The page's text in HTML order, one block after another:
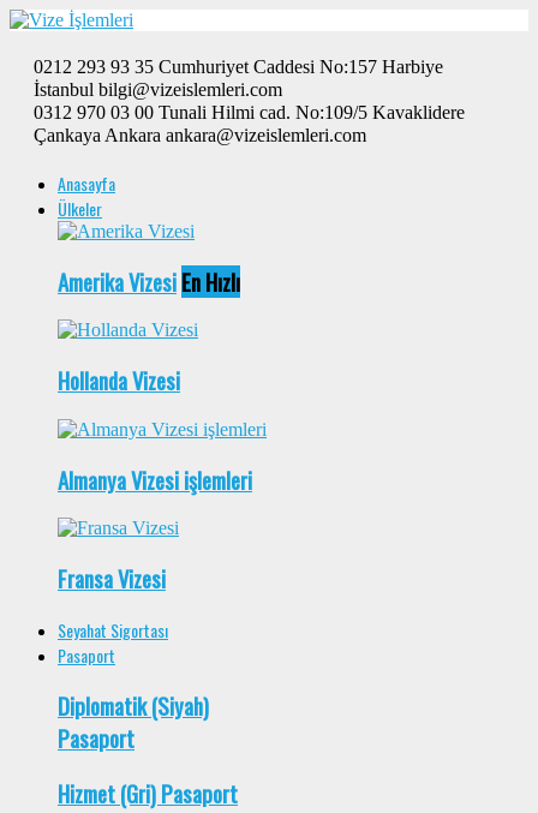
0212 293 93 35 Cumhuriyet Caddesi No:157 Harbiye
İstanbul bilgi@vizeislemleri.com
0312 970 03 00 Tunali Hilmi cad. No:109/5 Kavaklidere
Çankaya Ankara ankara@vizeislemleri.com
Anasayfa
Ülkeler
Amerika VizesiEn Hızlı
Hollanda Vizesi
Almanya Vizesi işlemleri
Fransa Vizesi
Seyahat Sigortası
Pasaport
Diplomatik (Siyah)
Pasaport
Hizmet (Gri) Pasaport